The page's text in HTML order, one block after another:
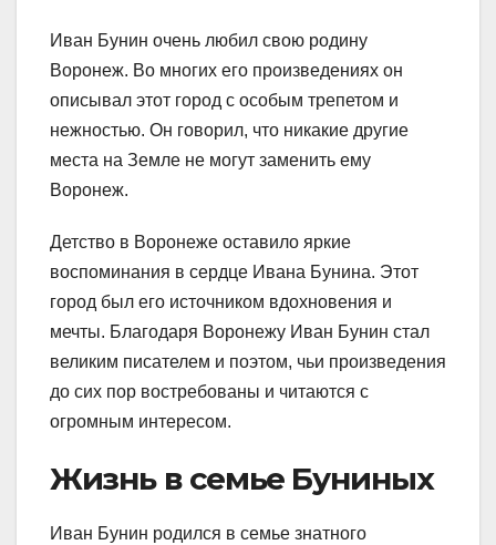
Иван Бунин очень любил свою родину
Воронеж. Во многих его произведениях он
описывал этот город с особым трепетом и
нежностью. Он говорил, что никакие другие
места на Земле не могут заменить ему
Воронеж.
Детство в Воронеже оставило яркие
воспоминания в сердце Ивана Бунина. Этот
город был его источником вдохновения и
мечты. Благодаря Воронежу Иван Бунин стал
великим писателем и поэтом, чьи произведения
до сих пор востребованы и читаются с
огромным интересом.
Жизнь в семье Буниных
Иван Бунин родился в семье знатного